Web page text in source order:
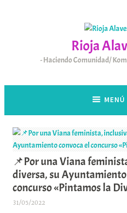
Rioja
Haciendo Comunidad/
MENÚ
📌Por una Viana
diversa, su
concurso «Pintamos la
31/05/2022